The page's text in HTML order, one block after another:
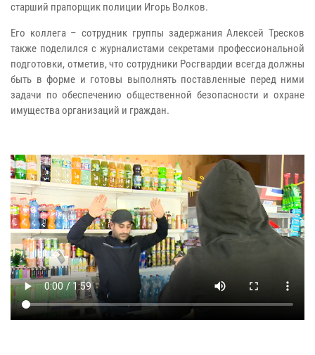
старший прапорщик полиции Игорь Волков.
Его коллега – сотрудник группы задержания Алексей Тресков
также поделился с журналистами секретами профессиональной
подготовки, отметив, что сотрудники Росгвардии всегда должны
быть в форме и готовы выполнять поставленные перед ними
задачи по обеспечению общественной безопасности и охране
имущества организаций и граждан.